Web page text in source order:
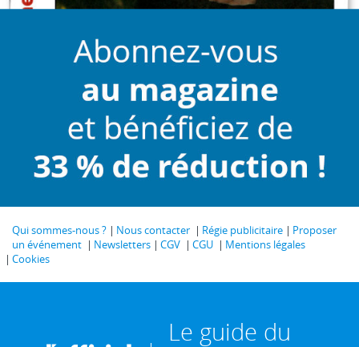
Qui sommes-nous ? Nous contacter Régie publicitaire
Proposer
un événement
Newsletters CGV CGU
Mentions légales
Cookies
Le guide du